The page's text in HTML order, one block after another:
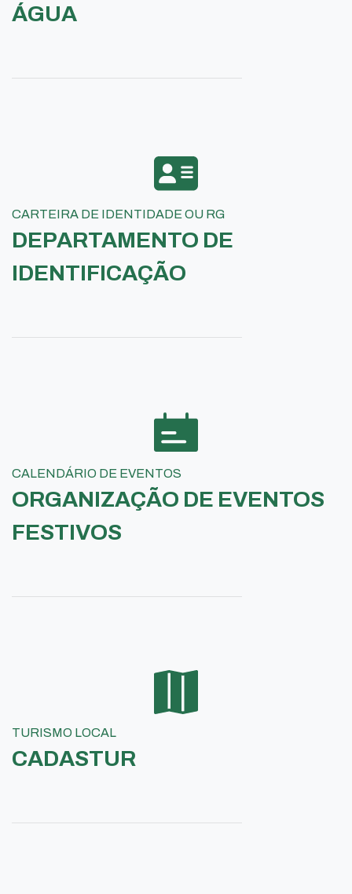
ÁGUA
CARTEIRA DE IDENTIDADE OU RG
DEPARTAMENTO DE
IDENTIFICAÇÃO
CALENDÁRIO DE EVENTOS
ORGANIZAÇÃO DE EVENTOS
FESTIVOS
TURISMO LOCAL
CADASTUR